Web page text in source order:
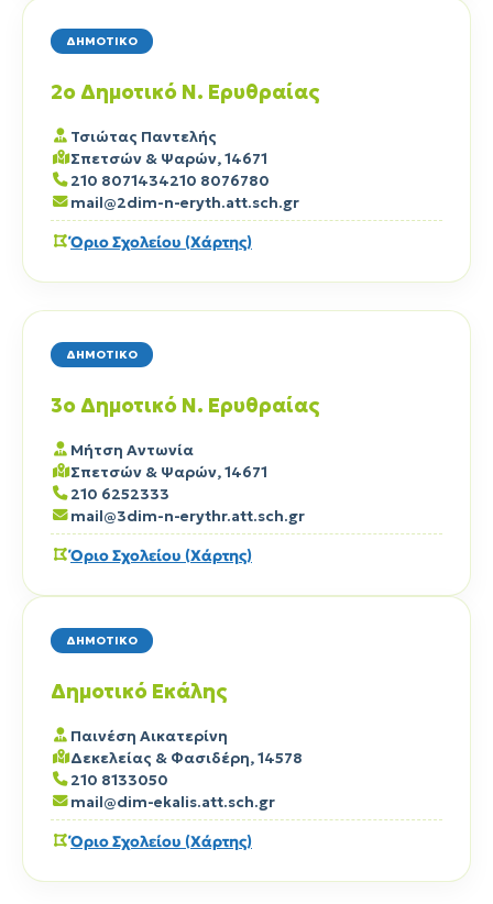
ΔΗΜΟΤΙΚΟ
2ο Δημοτικό Ν. Ερυθραίας
Τσιώτας Παντελής
Σπετσών & Ψαρών, 14671
210 8071434210 8076780
mail@2dim-n-eryth.att.sch.gr
Όριο Σχολείου (Χάρτης)
ΔΗΜΟΤΙΚΟ
3ο Δημοτικό Ν. Ερυθραίας
Μήτση Αντωνία
Σπετσών & Ψαρών, 14671
210 6252333
mail@3dim-n-erythr.att.sch.gr
Όριο Σχολείου (Χάρτης)
ΔΗΜΟΤΙΚΟ
Δημοτικό Εκάλης
Παινέση Αικατερίνη
Δεκελείας & Φασιδέρη, 14578
210 8133050
mail@dim-ekalis.att.sch.gr
Όριο Σχολείου (Χάρτης)